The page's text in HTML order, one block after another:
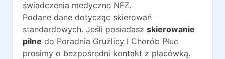
świadczenia medyczne NFZ.
Podane dane dotycząc skierowań
standardowych. Jeśli posiadasz skierowanie
pilne do Poradnia Gruźlicy I Chorób Płuc
prosimy o bezpośredni kontakt z placówką.